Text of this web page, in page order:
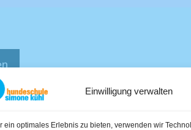
Einwilligung verwalten
ein optimales Erlebnis zu bieten, verwenden wir